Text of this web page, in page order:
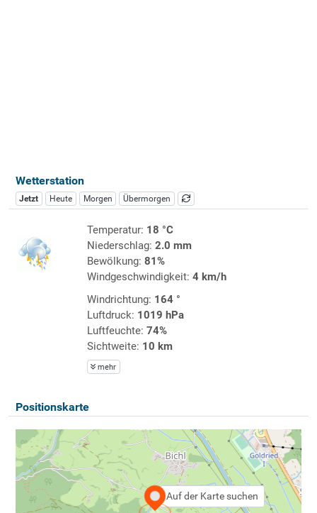
Wetterstation
Jetzt Heute Morgen Übermorgen
Temperatur: 18 °C
Niederschlag: 2.0 mm
Bewölkung: 81%
Windgeschwindigkeit: 4 km/h
Windrichtung: 164 °
Luftdruck: 1019 hPa
Luftfeuchte: 74%
Sichtweite: 10 km
mehr
Positionskarte
Auf der Karte suchen